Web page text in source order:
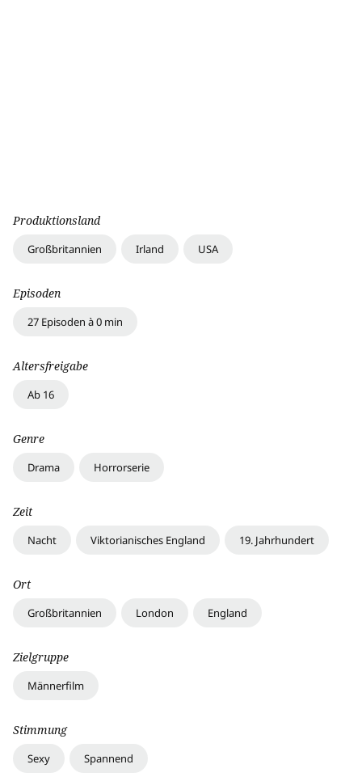
Produktionsland
Großbritannien Irland USA
Episoden
27 Episoden à 0 min
Altersfreigabe
Ab 16
Genre
Drama Horrorserie
Zeit
Nacht Viktorianisches England 19. Jahrhundert
Ort
Großbritannien London England
Zielgruppe
Männerfilm
Stimmung
Sexy Spannend